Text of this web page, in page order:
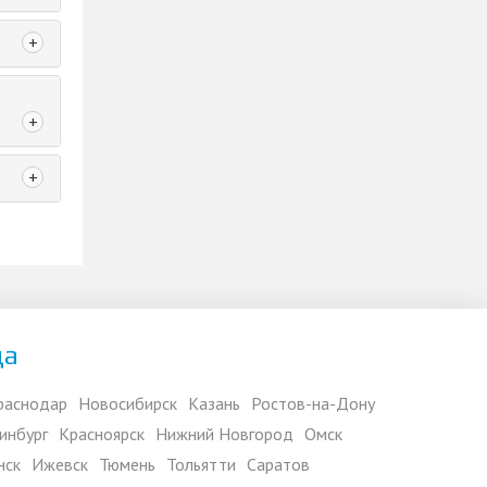
+
+
+
Новосибирск Казань Ростов-на-Дону
Красноярск Нижний Новгород Омск
Ижевск Тюмень Тольятти Саратов